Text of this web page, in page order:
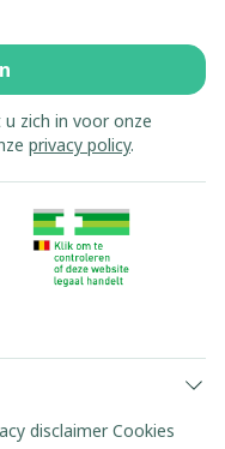
zich in voor onze
privacy policy.
disclaimer Cookies